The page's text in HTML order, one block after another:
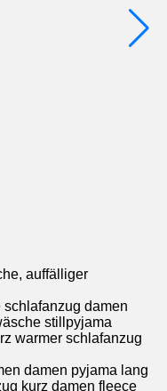
auffälliger
damen
stillpyjama
warmer schlafanzug
damen pyjama lang
kurz damen fleece